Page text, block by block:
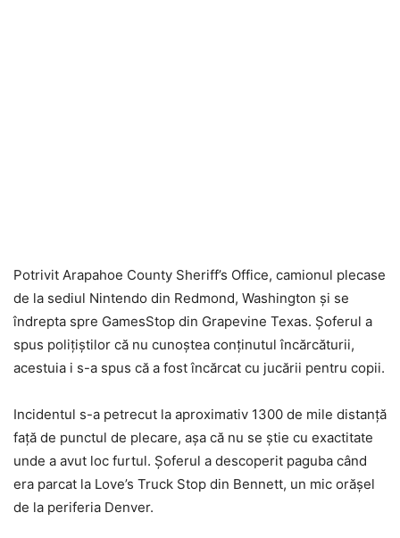
Potrivit Arapahoe County Sheriff’s Office, camionul plecase
de la sediul Nintendo din Redmond, Washington și se
îndrepta spre GamesStop din Grapevine Texas. Șoferul a
spus polițiștilor că nu cunoștea conținutul încărcăturii,
acestuia i s-a spus că a fost încărcat cu jucării pentru copii.
Incidentul s-a petrecut la aproximativ 1300 de mile distanță
față de punctul de plecare, așa că nu se știe cu exactitate
unde a avut loc furtul. Șoferul a descoperit paguba când
era parcat la Love’s Truck Stop din Bennett, un mic orășel
de la periferia Denver.